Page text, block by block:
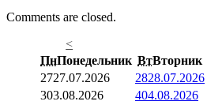
Comments are closed.
<
ПнПонедельник ВтВторник
2727.07.2026 2828.07.2026
303.08.2026 404.08.2026